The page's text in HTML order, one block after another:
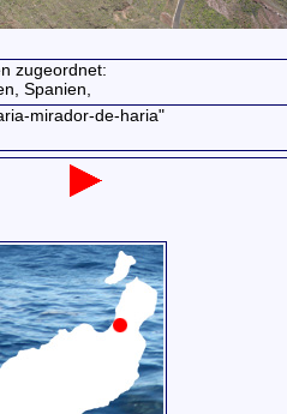
zugeordnet:
Spanien,
mirador-de-haria"